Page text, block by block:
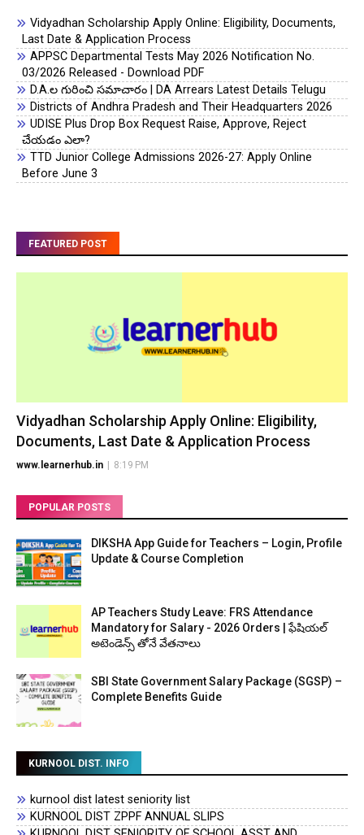
Vidyadhan Scholarship Apply Online: Eligibility, Documents,
Last Date & Application Process
APPSC Departmental Tests May 2026 Notification No.
03/2026 Released - Download PDF
D.A.ల గురించి సమాచారం | DA Arrears Latest Details Telugu
Districts of Andhra Pradesh and Their Headquarters 2026
UDISE Plus Drop Box Request Raise, Approve, Reject
చేయడం ఎలా?
TTD Junior College Admissions 2026-27: Apply Online
Before June 3
FEATURED POST
Vidyadhan Scholarship Apply Online: Eligibility,
Documents, Last Date & Application Process
www.learnerhub.in 8:19 PM
POPULAR POSTS
DIKSHA App Guide for Teachers – Login, Profile
Update & Course Completion
AP Teachers Study Leave: FRS Attendance
Mandatory for Salary - 2026 Orders | ఫేషియల్
అటెండెన్స్ తోనే వేతనాలు
SBI State Government Salary Package (SGSP) –
Complete Benefits Guide
KURNOOL DIST. INFO
kurnool dist latest seniority list
KURNOOL DIST ZPPF ANNUAL SLIPS